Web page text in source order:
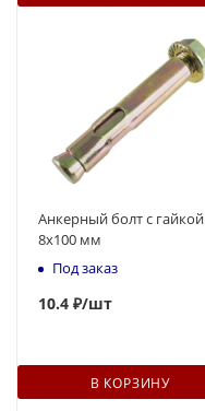
Анкерный болт с гайкой
8x100 мм
Под заказ
10.4 ₽/шт
В КОРЗИНУ